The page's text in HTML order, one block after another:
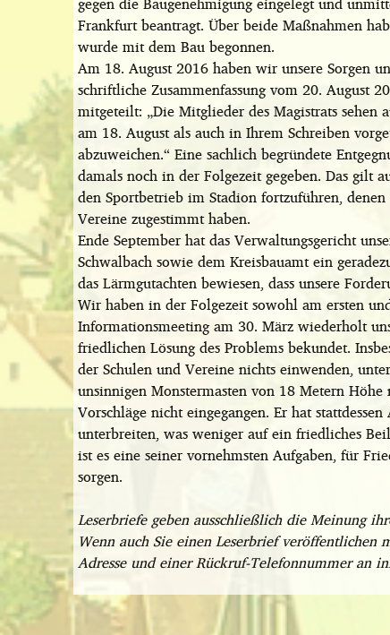
Frankfurt beantragt. Über beide Maßnahmen
wurde mit dem Bau begonnen.
Am 18. August 2016 haben wir unsere Sorgen
schriftliche Zusammenfassung vom 20. August
mitgeteilt: „Die Mitglieder des Magistrats sehen
am 18. August als auch in Ihrem Schreiben
abzuweichen.“ Eine sachlich begründete
damals noch in der Folgezeit gegeben. Das gilt
den Sportbetrieb im Stadion fortzuführen,
Vereine zugestimmt haben.
Ende September hat das Verwaltungsgericht
Schwalbach sowie dem Kreisbauamt ein
das Lärmgutachten bewiesen, dass unsere
Wir haben in der Folgezeit sowohl am ersten
Informationsmeeting am 30. März wiederholt
friedlichen Lösung des Problems bekundet.
der Schulen und Vereine nichts einwenden,
unsinnigen Monstermasten von 18 Metern
Vorschläge nicht eingegangen. Er hat
unterbreiten, was weniger auf ein friedliches
ist es eine seiner vornehmsten Aufgaben, für
sorgen.
Leserbriefe geben ausschließlich die Meinung
Wenn auch Sie einen Leserbrief
Adresse und einer Rückruf-Telefonnummer an